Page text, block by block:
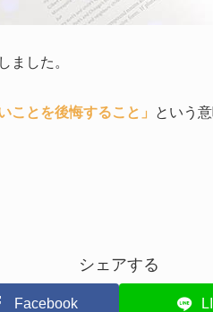
ました。
ことを後悔すること」 という
シェアする
Facebook